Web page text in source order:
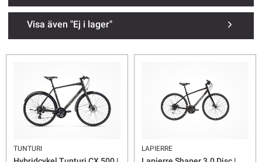
sedan navigera dig fram i övriga kategorier utifrån det. Vi hjälper dig
för just dig.
standardcyklar
Visa även "Ej i lager"
TUNTURI LAPIERRE